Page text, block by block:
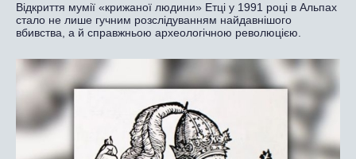
Відкриття мумії «крижаної людини» Етці у 1991 році в Альпах
стало не лише гучним розслідуванням найдавнішого
вбивства, а й справжньою археологічною революцією.